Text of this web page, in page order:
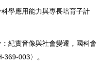
學應用能力與專長培育子計
紀實音像與社會變遷，國科會
003〉。